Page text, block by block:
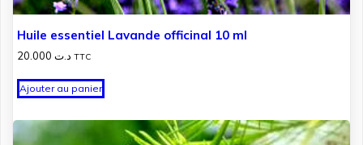
Huile essentiel Lavande officinal 10 ml
د.ت TTC
Ajouter au panier